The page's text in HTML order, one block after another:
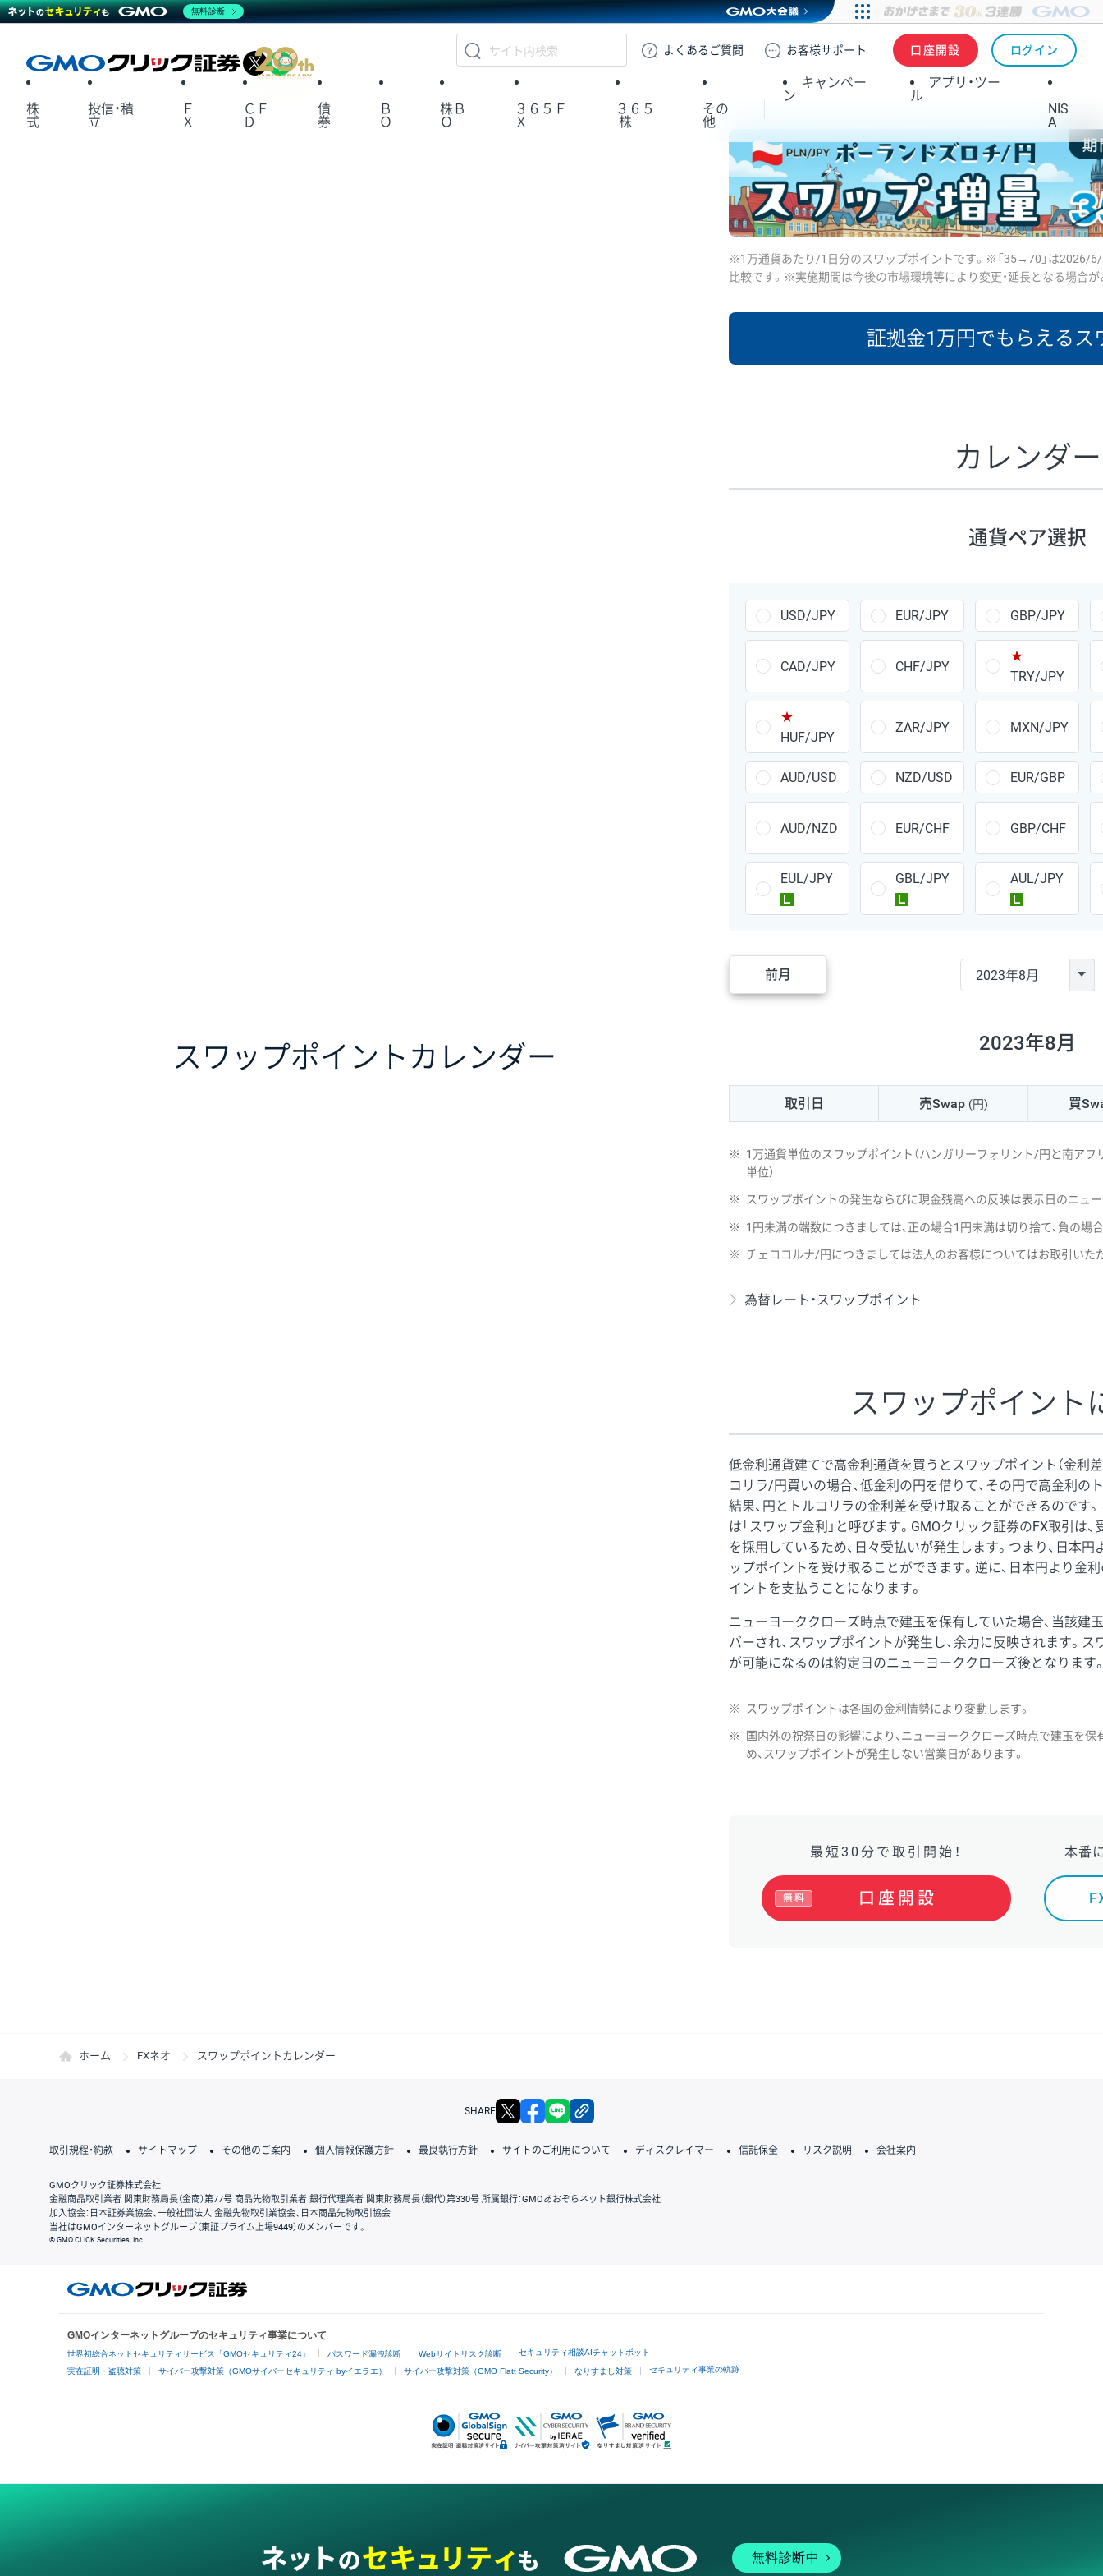
GMOクリック証券
よくある ご質問 お客様サポート 口座開設 ログイン
X
株
式
投信・積
立
Ｆ
Ｘ
ＣＦ
Ｄ
債
券
Ｂ
Ｏ
株Ｂ
Ｏ
３６５Ｆ
Ｘ
３６５
株
その
他
キャンペー
ン
アプリ・ツー
ル
NIS
A
スワップポイント カレンダー
※1万通貨あたり/1日分のスワップポイントです。※「35→70」は2026/6/
比較です。※実施期間は今後の市場環境等により変更・延長となる場合が
証拠金1万円でもらえるス
あたりの
ポイント
GBP/JPY 170円
AUD/JPY 106円
NZD/JPY 28円
CAD/JPY 38円
CHF/JPY 34円
PLN/JPY 35円
HUF/JPY 16円
ZAR/JPY 130円
MXN/JPY 140円
AUD/USD
EUR/AUD 103円
160円
※ハンガリーフォリント/円と南アフリカランド/円とメキシコペソ/
カレンダー
通貨ペア選択
USD/JPY EUR/JPY GBP/JPY
CAD/JPY CHF/JPY
★
TRY/JPY
★
HUF/JPY
ZAR/JPY MXN/JPY
AUD/USD NZD/USD EUR/GBP
AUD/NZD EUR/CHF GBP/CHF
EUL/JPY
GBL/JPY
AUL/JPY
前月
2023年8月
取引日 売Swap (円) 買
※
1万通貨単位のスワップポイント（ハンガリーフォリント/円と南ア
単位）
※ スワップポイントの発生ならびに現金残高への反映は表示日のニュ
※ 1円未満の端数につきましては、正の場合1円未満は切り捨て、負の場
※ チェココルナ/円につきましては法人のお客様についてはお取引いた
為替レート・スワップポイント
スワップポイント
低金利通貨建てで高金利通貨を買うとスワップポイント（金利
コリラ/円買いの場合、低金利の円を借りて、その円で高金利の
結果、円とトルコリラの金利差を受け取ることができるのです
は「スワップ金利」と呼びます。GMOクリック証券のFX取引は
を採用しているため、日々受払いが発生します。つまり、日本
ップポイントを受け取ることができます。逆に、日本円より金
イントを支払うことになります。
ニューヨーククローズ時点で建玉を保有していた場合、当該建
バーされ、スワップポイントが発生し、余力に反映されます。
が可能になるのは約定日のニューヨーククローズ後となります
※ スワップポイントは各国の金利情勢により変動します。
※
国内外の祝祭日の影響により、ニューヨーククローズ時点で建玉を
め、スワップポイントが発生しない営業日があります。
最短30分で取引開始！
口座開設
無料
本番
ホーム FXネオ スワップポイントカレンダー
SHARE X facebook
取引規程・約款 サイトマップ その他のご案内 個人情報保護方針 最良執行方針 サイトのご利用について ディスクレイマー 信託保全 リスク説明 会社案内
GMOクリック証券株式会社
金融商品取引業者 関東財務局長（金商）第77号 商品先物取引業者 銀行代理業者 関東財務局長（銀代）第330号 所属銀行：GMOあおぞらネット銀行株式会社
加入協会：日本証券業協会、一般社団法人 金融先物取引業協会、日本商品先物取引協会
当社はGMOインターネットグループ（東証プライム上場9449）のメンバーです。
© GMO CLICK Securities, Inc.
GMOインターネットグループのセキュリティ事業について
世界初総合ネットセキュリティサービス「GMOセキュリティ24」 パスワード漏洩診断 Webサイトリスク診断 セキュリティ相談AIチャットボット
実在証明・盗聴対策 サイバー攻撃対策（GMOサイバーセキュリティ byイエラエ） サイバー攻撃対策（GMO Flatt Security） なりすまし対策 セキュリティ事業の軌跡
無料診断中
無料診断